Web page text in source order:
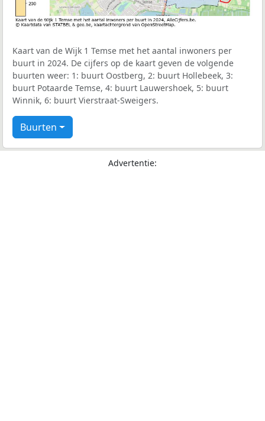
Kaart van de Wijk 1 Temse met het aantal inwoners per
buurt in 2024. De cijfers op de kaart geven de volgende
buurten weer: 1: buurt Oostberg, 2: buurt Hollebeek, 3:
buurt Potaarde Temse, 4: buurt Lauwershoek, 5: buurt
Winnik, 6: buurt Vierstraat-Sweigers.
Buurten
Advertentie: